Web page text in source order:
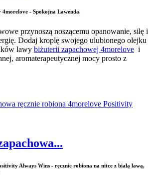
- Spokojna Lawenda.
przynoszą noszącemu opanowanie, siłę i
Dodaj kroplę swojego ulubionego olejku
lawy biżuterii zapachowej 4morelove i
aromaterapeutycznej mocy prosto z
Always Wins - ręcznie robiona na nitce z białą lawą,